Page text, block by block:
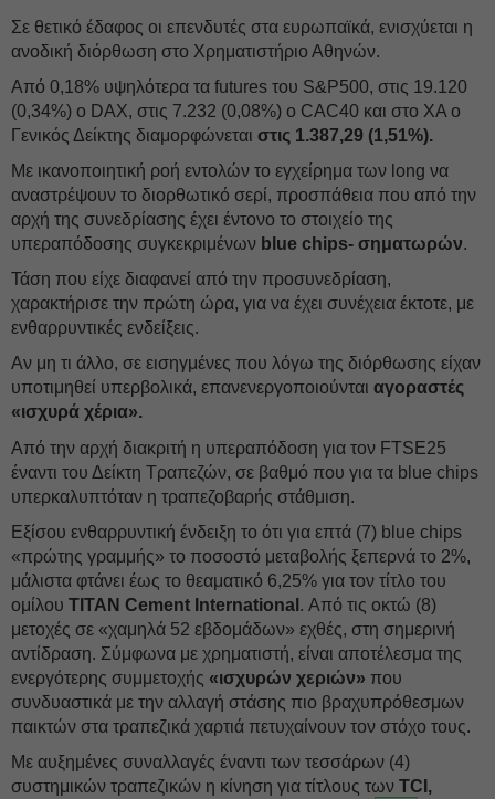
Σε θετικό έδαφος οι επενδυτές στα ευρωπαϊκά, ενισχύεται η
ανοδική διόρθωση στο Χρηματιστήριο Αθηνών.
Aπό 0,18% υψηλότερα τα futures του S&P500, στις 19.120
(0,34%) ο DAX, στις 7.232 (0,08%) ο CAC40 και στο ΧΑ ο
Γενικός Δείκτης διαμορφώνεται στις 1.387,29 (1,51%).
Mε ικανοποιητική ροή εντολών το εγχείρημα των long να
αναστρέψουν το διορθωτικό σερί, προσπάθεια που από την
αρχή της συνεδρίασης έχει έντονο το στοιχείο της
υπεραπόδοσης συγκεκριμένων blue chips- σηματωρών.
Τάση που είχε διαφανεί από την προσυνεδρίαση,
χαρακτήρισε την πρώτη ώρα, για να έχει συνέχεια έκτοτε, με
ενθαρρυντικές ενδείξεις.
Αν μη τι άλλο, σε εισηγμένες που λόγω της διόρθωσης είχαν
υποτιμηθεί υπερβολικά, επανενεργοποιούνται αγοραστές
«ισχυρά χέρια».
Από την αρχή διακριτή η υπεραπόδοση για τον FTSE25
έναντι του Δείκτη Τραπεζών, σε βαθμό που για τα blue chips
υπερκαλυπτόταν η τραπεζοβαρής στάθμιση.
Εξίσου ενθαρρυντική ένδειξη το ότι για επτά (7) blue chips
«πρώτης γραμμής» το ποσοστό μεταβολής ξεπερνά το 2%,
μάλιστα φτάνει έως το θεαματικό 6,25% για τον τίτλο του
ομίλου ΤΙΤΑΝ Cement International . Από τις οκτώ (8)
μετοχές σε «χαμηλά 52 εβδομάδων» εχθές, στη σημερινή
αντίδραση. Σύμφωνα με χρηματιστή, είναι αποτέλεσμα της
ενεργότερης συμμετοχής «ισχυρών χεριών» που
συνδυαστικά με την αλλαγή στάσης πιο βραχυπρόθεσμων
παικτών στα τραπεζικά χαρτιά πετυχαίνουν τον στόχο τους.
Με αυξημένες συναλλαγές έναντι των τεσσάρων (4)
συστημικών τραπεζικών η κίνηση για τίτλους των TCI,